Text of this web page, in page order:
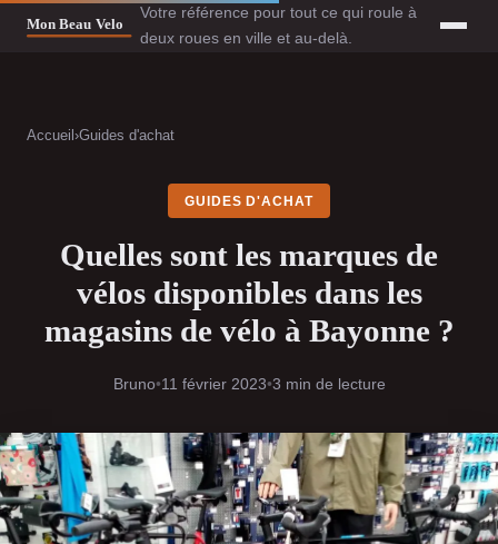
Votre référence pour tout ce qui roule à
deux roues en ville et au-delà.
Accueil ›Guides d'achat
GUIDES D'ACHAT
Quelles sont les marques de
vélos disponibles dans les
magasins de vélo à Bayonne ?
Bruno•11 février 2023•3 min de lecture